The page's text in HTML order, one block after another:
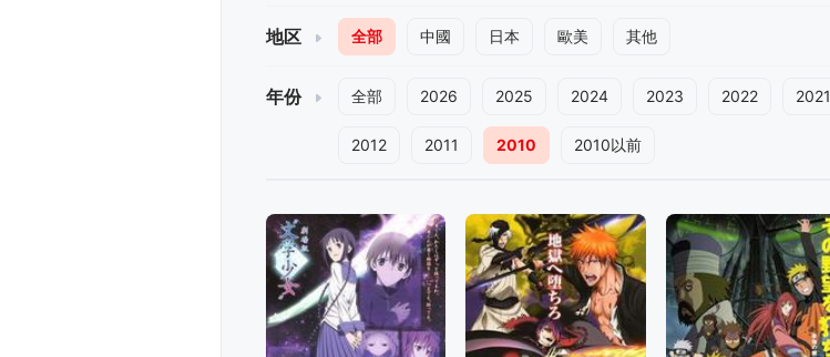
地区 全部 中國 日本 歐美 其他
年份 全部 2026 2025 2024 2023 2022 2021
2012 2011 2010 2010以前